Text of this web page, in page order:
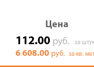
Цена
112.00 руб.за
6 608.00 руб. за кв.